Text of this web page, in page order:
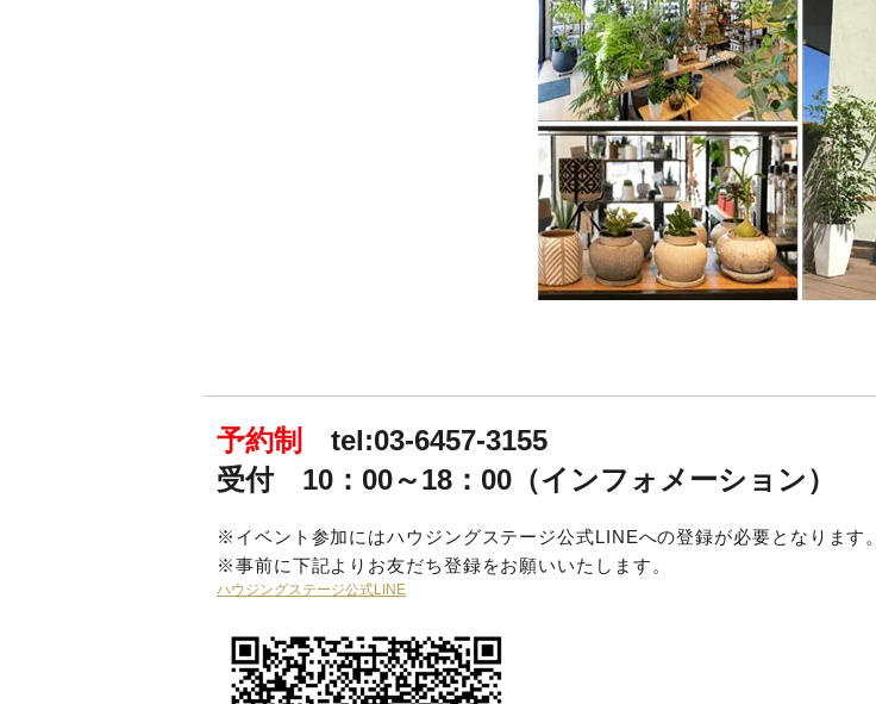
予約制 tel:03-6457-3155
受付 10：00～18：00（インフォメーション）
※イベント参加にはハウジングステージ公式LINEへの登録が必要となります。
※事前に下記よりお友だち登録をお願いいたします。
ハウジングステージ公式LINE